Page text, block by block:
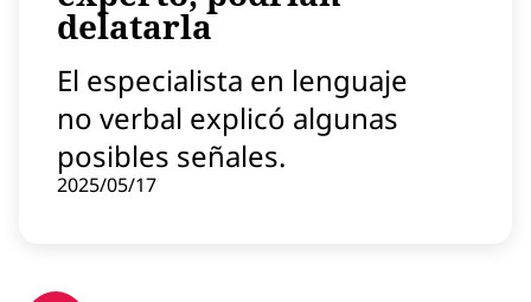
Estilo de vida
Contenido patrocinado
Instagram
delatarla
El especialista en lenguaje
no verbal explicó algunas
posibles señales.
2025/05/17